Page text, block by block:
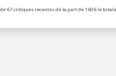
67 critiques recentes de la part de 1606 le totale